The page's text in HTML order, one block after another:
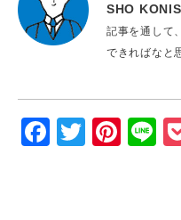
SHO
記事を通して
できればなと
Facebook
Twitter